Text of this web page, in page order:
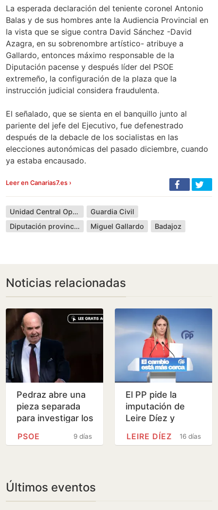
La esperada declaración del teniente coronel Antonio
Balas y de sus hombres ante la Audiencia Provincial en
la vista que se sigue contra David Sánchez -David
Azagra, en su sobrenombre artístico- atribuye a
Gallardo, entonces máximo responsable de la
Diputación pacense y después líder del PSOE
extremeño, la configuración de la plaza que la
instrucción judicial considera fraudulenta.
El señalado, que se sienta en el banquillo junto al
pariente del jefe del Ejecutivo, fue defenestrado
después de la debacle de los socialistas en las
elecciones autonómicas del pasado diciembre, cuando
ya estaba encausado.
Leer en Canarias7.es ›
Unidad Central Operativa
Guardia Civil
Diputación provincial
Miguel Gallardo Badajoz
Noticias relacionadas
Pedraz abre una
pieza separada
para investigar los
del PSOE para9 días
PSOE
El PP pide la
imputación de
Leire Díez y
cuatro personas
más por crear un
16 días
LEIRE DÍEZ
Últimos eventos